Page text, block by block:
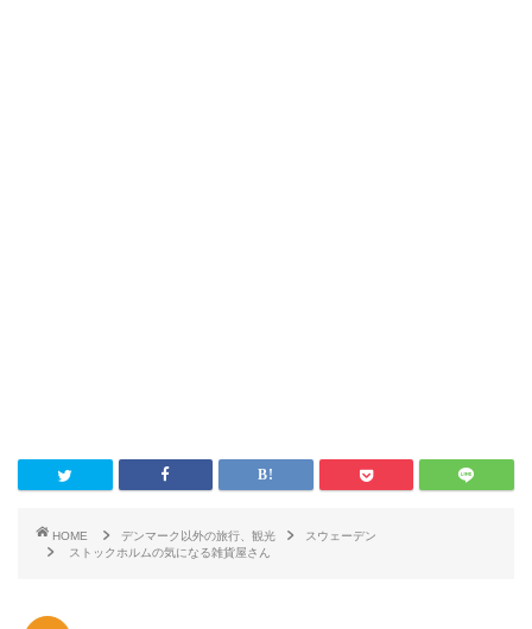
HOME デンマーク以外の旅行、観光
スウェーデン
ストックホルムの気になる雑貨屋さん